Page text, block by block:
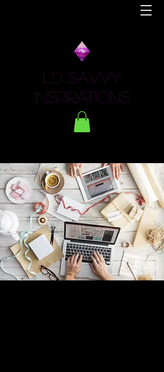
LD Savvy
Inspirations